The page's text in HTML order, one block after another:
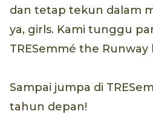
dan tetap tekun dalam
ya, girls. Kami tunggu
TRESemmé the
Sampai jumpa di
tahun depan!